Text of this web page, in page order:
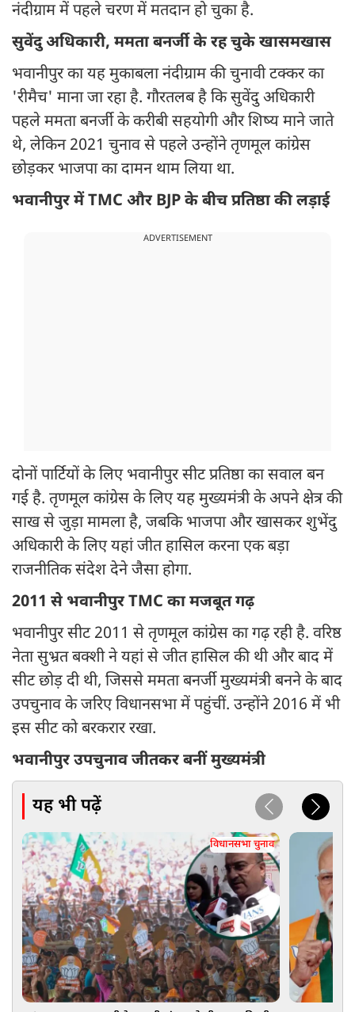
नंदीग्राम में पहले चरण में मतदान हो चुका है.
सुवेंदु अधिकारी, ममता बनर्जी के रह चुके खासमखास
भवानीपुर का यह मुकाबला नंदीग्राम की चुनावी टक्कर का
'रीमैच' माना जा रहा है. गौरतलब है कि सुवेंदु अधिकारी
पहले ममता बनर्जी के करीबी सहयोगी और शिष्य माने जाते
थे, लेकिन 2021 चुनाव से पहले उन्होंने तृणमूल कांग्रेस
छोड़कर भाजपा का दामन थाम लिया था.
भवानीपुर में TMC और BJP के बीच प्रतिष्ठा की लड़ाई
ADVERTISEMENT
दोनों पार्टियों के लिए भवानीपुर सीट प्रतिष्ठा का सवाल बन
गई है. तृणमूल कांग्रेस के लिए यह मुख्यमंत्री के अपने क्षेत्र की
साख से जुड़ा मामला है, जबकि भाजपा और खासकर शुभेंदु
अधिकारी के लिए यहां जीत हासिल करना एक बड़ा
राजनीतिक संदेश देने जैसा होगा.
2011 से भवानीपुर TMC का मजबूत गढ़
भवानीपुर सीट 2011 से तृणमूल कांग्रेस का गढ़ रही है. वरिष्ठ
नेता सुभ्रत बक्शी ने यहां से जीत हासिल की थी और बाद में
सीट छोड़ दी थी, जिससे ममता बनर्जी मुख्यमंत्री बनने के बाद
उपचुनाव के जरिए विधानसभा में पहुंचीं. उन्होंने 2016 में भी
इस सीट को बरकरार रखा.
भवानीपुर उपचुनाव जीतकर बनीं मुख्यमंत्री
यह भी पढ़ें
विधानसभा चुनाव